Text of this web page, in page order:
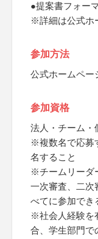
●提案書フォー
※詳細は公式ホ
参加方法
公式ホームペー
参加資格
法人・チーム・
※複数名で応募
名すること
※チームリーダ
一次審査、二次
べてに参加でき
※社会人経験を
合、学生部門で